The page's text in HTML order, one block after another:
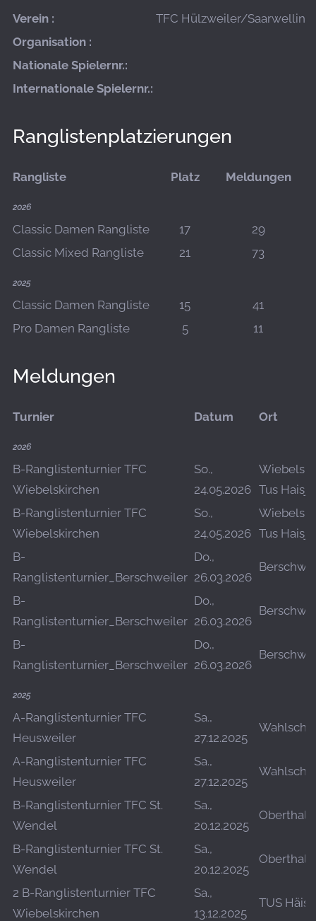
Verein :
TFC Hülzweiler/
Organisation :
Nationale Spielernr.:
Internationale Spielernr.:
Ranglistenplatzierungen
Rangliste Platz Meldungen
2026
Classic Damen Rangliste 17
29
Classic Mixed Rangliste
21 73
2025
Classic Damen Rangliste 15
41
Pro Damen Rangliste
5 11
Meldungen
Turnier Datum Ort
2026
B-Ranglistenturnier TFC
Wiebelskirchen
So.,
24.05.2026 Tus Haisje
B-Ranglistenturnier TFC
Wiebelskirchen
So.,
24.05.2026 Tus Haisje
B-
Ranglistenturnier_Berschweiler
Do.,
26.03.2026
B-
Ranglistenturnier_Berschweiler
Do.,
26.03.2026
B-
Ranglistenturnier_Berschweiler
Do.,
26.03.2026
2025
A-Ranglistenturnier TFC
Heusweiler
Sa.,
27.12.2025
A-Ranglistenturnier TFC
Heusweiler
Sa.,
27.12.2025
B-Ranglistenturnier TFC St.
Wendel
Sa.,
20.12.2025
Oberthal
B-Ranglistenturnier TFC St.
Wendel
Sa.,
20.12.2025
Oberthal
2 B-Ranglistenturnier TFC
Wiebelskirchen
Sa.,
13.12.2025
TUS